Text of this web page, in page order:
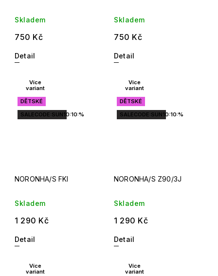
Skladem
750 Kč
Detail
Skladem
750 Kč
Detail
Více
variant
DĚTSKÉ
SALECODE:SUN10:10:%
NORONHA/S FKI
Skladem
1 290 Kč
Detail
Více
variant
DĚTSKÉ
SALECODE:SUN10:10:%
NORONHA/S Z90/3J
Skladem
1 290 Kč
Detail
Více
variant
Více
variant